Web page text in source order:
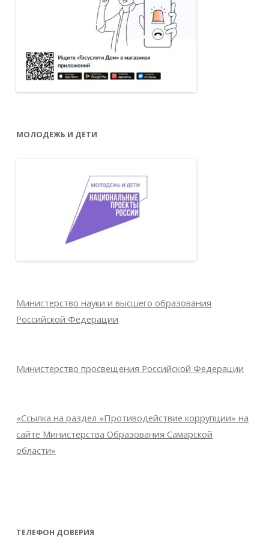
МОЛОДЕЖЬ И ДЕТИ
Министерство науки и высшего образования
Российской Федерации
Министерство просвещения Российской Федерации
«Ссылка на раздел «Противодействие коррупции» на
сайте Министерства Образования Самарской
области»
ТЕЛЕФОН ДОВЕРИЯ